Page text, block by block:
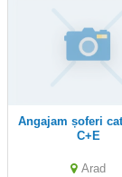
Angajam șoferi categoria
C+E
Arad